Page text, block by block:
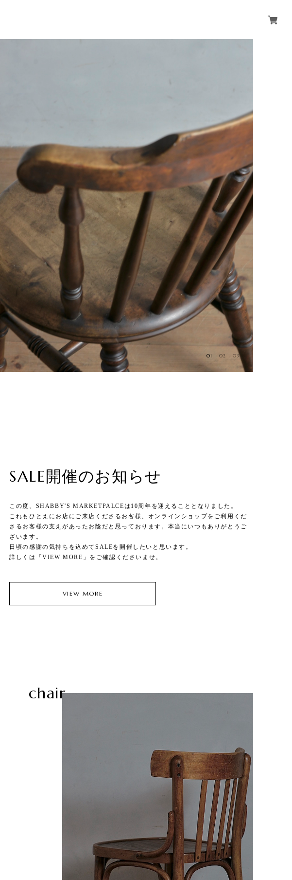
01 02 03
SALE開催のお知らせ
この度、SHABBY'S MARKETPALCEは10周年を迎えることとなりました。
これもひとえにお店にご来店くださるお客様、オンラインショップをご利用くだ
さるお客様の支えがあったお陰だと思っております。本当にいつもありがとうご
ざいます。
日頃の感謝の気持ちを込めてSALEを開催したいと思います。
詳しくは「VIEW MORE」をご確認くださいませ。
VIEW MORE
chair